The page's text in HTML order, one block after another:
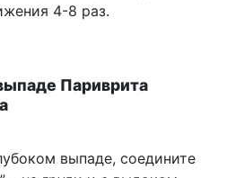
4-8 раз.
Париврита
выпаде, соедините